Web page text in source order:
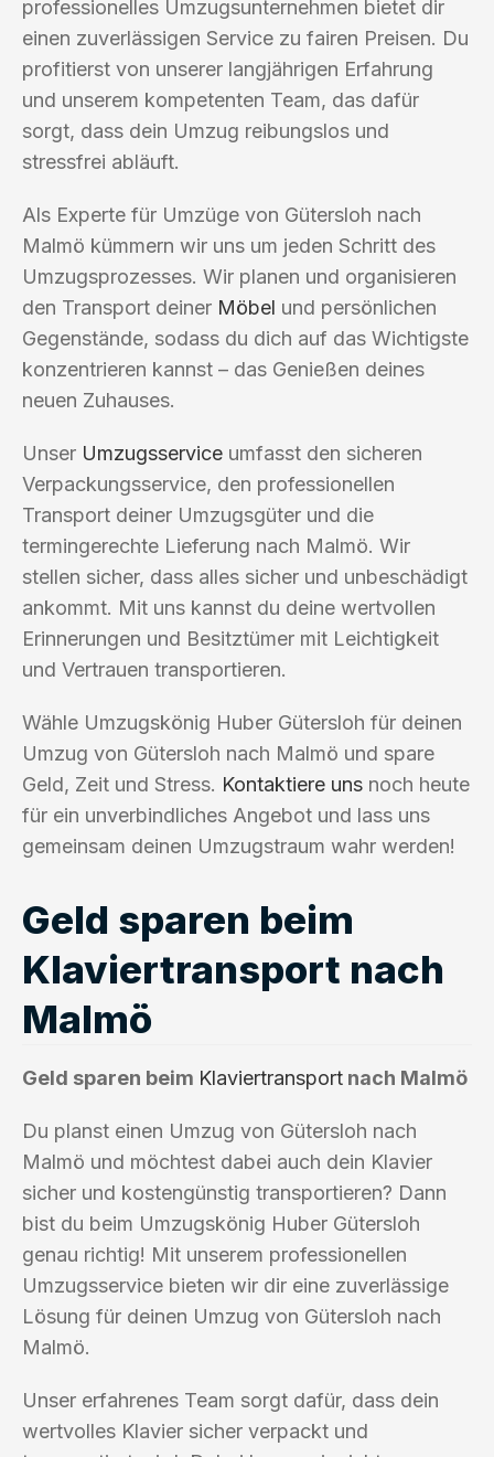
professionelles Umzugsunternehmen bietet dir
einen zuverlässigen Service zu fairen Preisen. Du
profitierst von unserer langjährigen Erfahrung
und unserem kompetenten Team, das dafür
sorgt, dass dein Umzug reibungslos und
stressfrei abläuft.
Als Experte für Umzüge von Gütersloh nach
Malmö kümmern wir uns um jeden Schritt des
Umzugsprozesses. Wir planen und organisieren
den Transport deiner Möbel und persönlichen
Gegenstände, sodass du dich auf das Wichtigste
konzentrieren kannst – das Genießen deines
neuen Zuhauses.
Unser Umzugsservice umfasst den sicheren
Verpackungsservice, den professionellen
Transport deiner Umzugsgüter und die
termingerechte Lieferung nach Malmö. Wir
stellen sicher, dass alles sicher und unbeschädigt
ankommt. Mit uns kannst du deine wertvollen
Erinnerungen und Besitztümer mit Leichtigkeit
und Vertrauen transportieren.
Wähle Umzugskönig Huber Gütersloh für deinen
Umzug von Gütersloh nach Malmö und spare
Geld, Zeit und Stress. Kontaktiere uns noch heute
für ein unverbindliches Angebot und lass uns
gemeinsam deinen Umzugstraum wahr werden!
Geld sparen beim
Klaviertransport nach
Malmö
Geld sparen beim Klaviertransport nach Malmö
Du planst einen Umzug von Gütersloh nach
Malmö und möchtest dabei auch dein Klavier
sicher und kostengünstig transportieren? Dann
bist du beim Umzugskönig Huber Gütersloh
genau richtig! Mit unserem professionellen
Umzugsservice bieten wir dir eine zuverlässige
Lösung für deinen Umzug von Gütersloh nach
Malmö.
Unser erfahrenes Team sorgt dafür, dass dein
wertvolles Klavier sicher verpackt und